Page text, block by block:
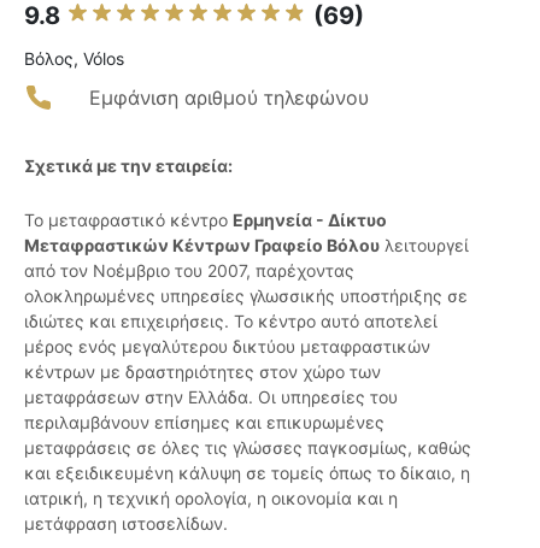
9.8 (69)
Βόλος, Vólos
Εμφάνιση αριθμού τηλεφώνου
Σχετικά με την εταιρεία:
Το μεταφραστικό κέντρο Ερμηνεία - Δίκτυο
Μεταφραστικών Κέντρων Γραφείο Βόλου λειτουργεί
από τον Νοέμβριο του 2007, παρέχοντας
ολοκληρωμένες υπηρεσίες γλωσσικής υποστήριξης σε
ιδιώτες και επιχειρήσεις. Το κέντρο αυτό αποτελεί
μέρος ενός μεγαλύτερου δικτύου μεταφραστικών
κέντρων με δραστηριότητες στον χώρο των
μεταφράσεων στην Ελλάδα. Οι υπηρεσίες του
περιλαμβάνουν επίσημες και επικυρωμένες
μεταφράσεις σε όλες τις γλώσσες παγκοσμίως, καθώς
και εξειδικευμένη κάλυψη σε τομείς όπως το δίκαιο, η
ιατρική, η τεχνική ορολογία, η οικονομία και η
μετάφραση ιστοσελίδων.